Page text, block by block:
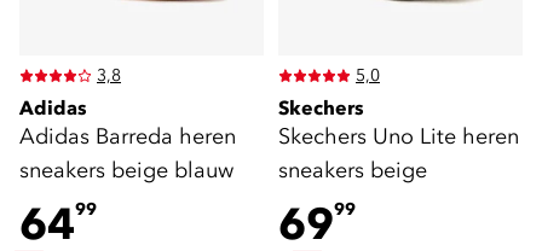
3,8
Adidas
Adidas Barreda heren
sneakers beige blauw
6499
5,0
Skechers
Skechers Uno Lite heren
sneakers beige
6999